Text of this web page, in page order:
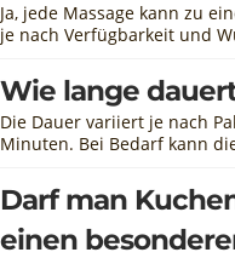
Ja, jede Massage kann zu
je nach Verfügbarkeit und
Wie lange
Die Dauer variiert je nach
Minuten. Bei Bedarf kann
Darf man
einen